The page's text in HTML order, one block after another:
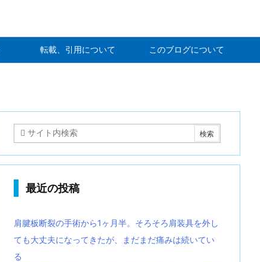
転載、引用について このブログについて
最近の投稿
肩腱板断裂の手術から1ヶ月半。そろそろ肩装具を外し
ても大丈夫になってきたが、まだまだ痛みは続いてい
る